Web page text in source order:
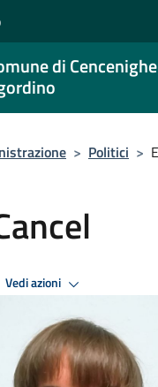
di Cencenighe
> Politici >
Vedi azioni